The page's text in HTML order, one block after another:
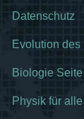
Datenschutz
Evolution des
Biologie Seite
Physik für alle